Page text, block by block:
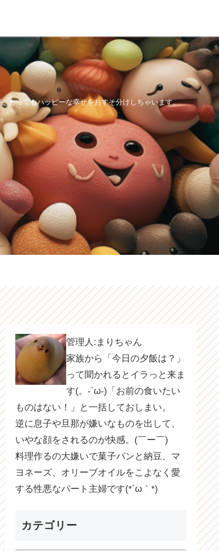
とってもハッピーな幸せをおすそ分けしちゃいます。
管理人:まりちゃん
家族から「今日の夕飯は？」
って聞かれるとイラっと来ま
す(。-`ω-)「お前の食いたい
ものはない！」と一括しておしまい。
逆に息子や旦那が嫌いなものを出して、
いやな顔をされるのが快感。(￣ー￣)
料理作るの大嫌いで菓子パンと納豆、マ
ヨネーズ、オリーブオイルをこよなく愛
する性悪なパート主婦です(*´ω｀*)
カテゴリー